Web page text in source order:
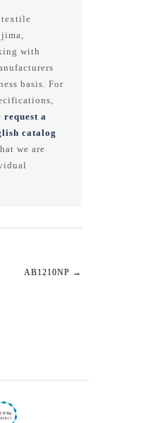
textile
with
basis. For
request a
catalog
we are
AB1210NP →